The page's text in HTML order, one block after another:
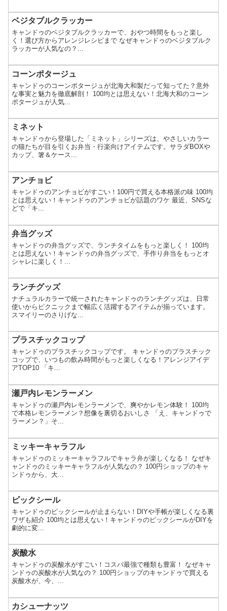
ベジタブルクラッカー
キャンドゥのベジタブルクラッカーで、おやつ時間をもっと楽し
く！選び方からアレンジレシピまで なぜキャンドゥのベジタブルク
ラッカーが人気なの？...
コーンポタージュ
キャンドゥのコーンポタージュが北海大和製だって知ってた？意外
な事実と魅力を徹底解剖！ 100均とは思えない！北海大和のコーン
ポタージュが人気...
ミネット
キャンドゥから登場した「ミネット」シリーズは、やさしいカラー
の猫たちが目を引くお弁当・行楽向けアイテムです。サラダBOXや
カップ、箸＆ケース...
アンチョビ
キャンドゥのアンチョビがすごい！100円で買える本格派の味 100均
とは思えない！キャンドゥのアンチョビが話題のワケ 最近、SNSな
どで「キ...
弁当グッズ
キャンドゥの弁当グッズで、ランチタイムをもっと楽しく！ 100均
とは思えない！キャンドゥの弁当グッズで、手作り弁当をもっとオ
シャレに楽しく！...
ランチグッズ
ナチュラルカラーで統一されたキャンドゥのランチグッズは、日常
使いからピクニックまで幅広く活躍するアイテムが揃っています。
スマイリーのさりげな...
プラスチックコップ
キャンドゥのプラスチックコップです。 キャンドゥのプラスチック
コップで、いつもの飲み時間がもっと楽しくなる！アレンジアイデ
アTOP10 「キ...
瀬戸内レモンラーメン
キャンドゥの瀬戸内レモンラーメンで、爽やかレモン体験！ 100均
で本格レモンラーメン？想像を裏切るおいしさ 「え、キャンドゥで
ラーメン？」そ...
ミッキーキャラフル
キャンドゥのミッキーキャラフルでキャラ弁が楽しくなる！ なぜキ
ャンドゥのミッキーキャラフルが人気なの？ 100円ショップのキャ
ンドゥから、大...
ピックシール
キャンドゥのピックシールが止まらない！DIYや手帳が楽しくなる裏
ワザも紹介 100均とは思えない！キャンドゥのピックシールがDIYを
劇的に変...
炭酸水
キャンドゥの炭酸水がすごい！コスパ最強で種類も豊富！ なぜキャ
ンドゥの炭酸水が人気なの？ 100円ショップのキャンドゥで買える
炭酸水が、今、...
カシューナッツ